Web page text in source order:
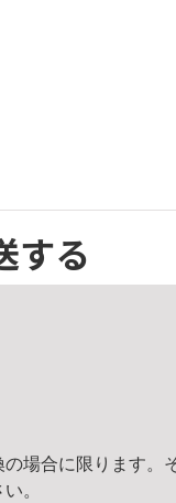
する
場合に限ります。
。